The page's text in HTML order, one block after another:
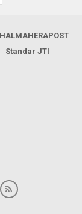
Standar JTI